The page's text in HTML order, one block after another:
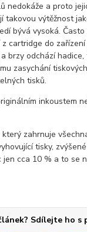
nedokáže a proto
takovou výtěžnost
bývá vysoká.
cartridge do
brzy odchází hadice,
zasychání
tisků.
inkoustem
zahrnuje
tisky,
jen cca 10 % a to se
Sdílejte ho s